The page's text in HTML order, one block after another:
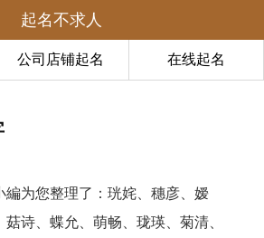
起名不求人
公司店铺起名 在线起名
編为您整理了：珖姹、穗彦、嫒
诗、蝶允、萌畅、珑瑛、菊清、